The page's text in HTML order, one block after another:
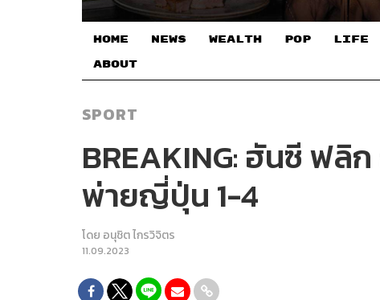
HOME NEWS WEALTH POP LIFE
ABOUT
SPORT
BREAKING: ฮันซี ฟ
พ่ายญี่ปุ่น 1-4
โดย อนุชิต ไกรวิจิตร
11.09.2023